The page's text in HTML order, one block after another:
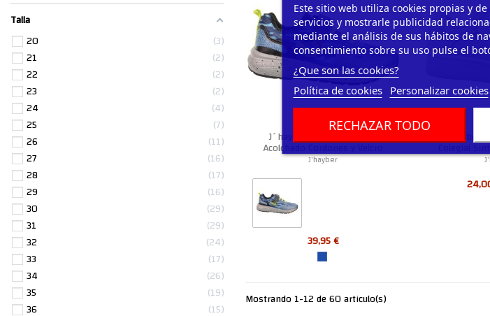
Este sitio web utiliza cookies propias y
servicios y mostrarle publicidad
mediante el análisis de sus hábitos de
consentimiento sobre su uso pulse el
¿Que son las cookies?
Política de cookies
Personalizar cookies
RECHAZAR TODO
J´hayber Rinco Deportivo
Acolchado Cordones y Velcro
Niño
J'hayber
39,95 €
J´hayber
Colegial
Mostrando 1-12 de 60 articulo(s)
Talla
20
3
21
2
22
2
23
2
24
4
25
7
26
11
27
16
28
17
29
16
30
29
31
29
32
24
33
17
34
26
35
19
36
15